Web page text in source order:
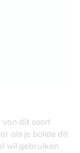
van dit soort
als je bolide dit
wil gebruiken